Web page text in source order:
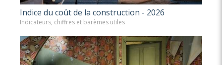
Indice du coût de la construction - 2026
Indicateurs, chiffres et barèmes utiles